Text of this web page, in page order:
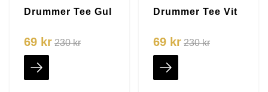
Drummer Tee Gul
69 kr 230 kr
Drummer Tee Vit
69 kr 230 kr